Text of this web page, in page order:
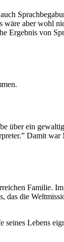
wäre aber wohl
Ergebnis von
über ein
Damit
Familie.
das die
Lebens